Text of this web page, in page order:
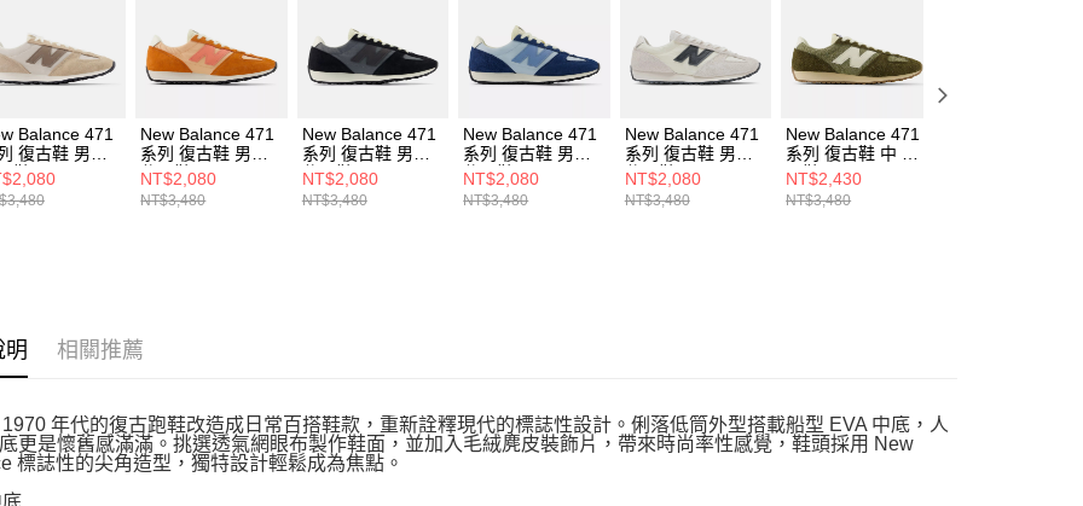
形，恩沛科技股份有限公司將有權停止該用戶之使用額度並採取法律行
動。
Balance 471
復古鞋 男女
鞋 U471AI-D
New Balance 471
系列 復古鞋 男女
休閒鞋 U471AN-D
NT$2,080
NT$3,480
New Balance 471
系列 復古鞋 男女
休閒鞋 U471AQ-D
NT$2,080
NT$3,480
New Balance 471
系列 復古鞋 男女
休閒鞋 U471AO-D
NT$2,080
NT$3,480
New Balance 471
系列 復古鞋 男女
休閒鞋 U471AM-D
NT$2,080
NT$3,480
New Balance 471
系列 復古鞋 中 休
閒鞋 U471PSA-D
NT$2,430
NT$3,480
明 相關推薦
年代的復古跑鞋改造成日常百搭鞋款，重新詮釋現代的標誌性設計。俐落低筒外型搭載船型 EVA 中底，人
更是懷舊感滿滿。挑選透氣網眼布製作鞋面，並加入毛絨麂皮裝飾片，帶來時尚率性感覺，鞋頭採用 New
標誌性的尖角造型，獨特設計輕鬆成為焦點。